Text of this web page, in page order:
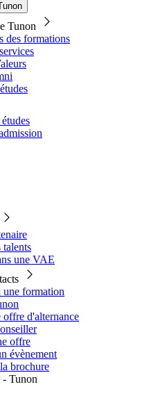
Tunon
des formations
talents
une VAE
une formation
offre d'alternance
offre
évènement
brochure